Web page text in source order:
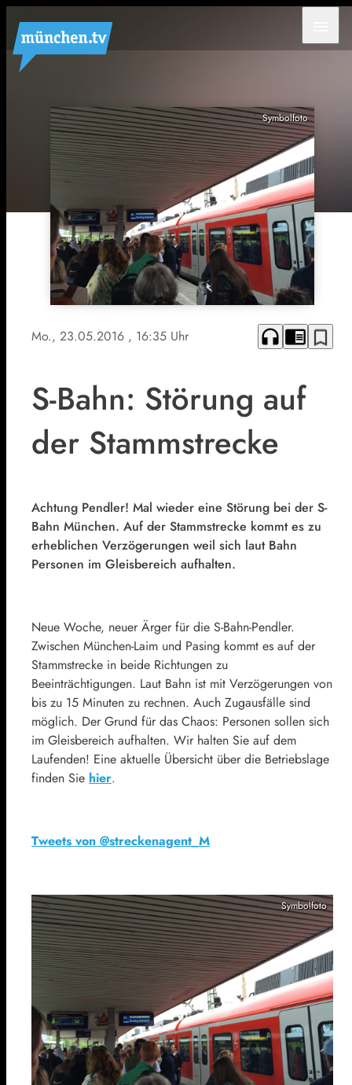
Symbolfoto
Mo., 23.05.2016 , 16:35 Uhr headphones chrome_reader_mode bookmark_border
S-Bahn: Störung auf
der Stammstrecke
Achtung Pendler! Mal wieder eine Störung bei der S-
Bahn München. Auf der Stammstrecke kommt es zu
erheblichen Verzögerungen weil sich laut Bahn
Personen im Gleisbereich aufhalten.
Neue Woche, neuer Ärger für die S-Bahn-Pendler.
Zwischen München-Laim und Pasing kommt es auf der
Stammstrecke in beide Richtungen zu
Beeinträchtigungen. Laut Bahn ist mit Verzögerungen von
bis zu 15 Minuten zu rechnen. Auch Zugausfälle sind
möglich. Der Grund für das Chaos: Personen sollen sich
im Gleisbereich aufhalten. Wir halten Sie auf dem
Laufenden! Eine aktuelle Übersicht über die Betriebslage
finden Sie hier.
Tweets von @streckenagent_M
Symbolfoto